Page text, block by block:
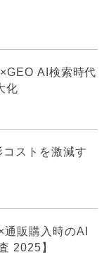
AI検索時代
化
ストを激減す
販購入時のAI
2025】